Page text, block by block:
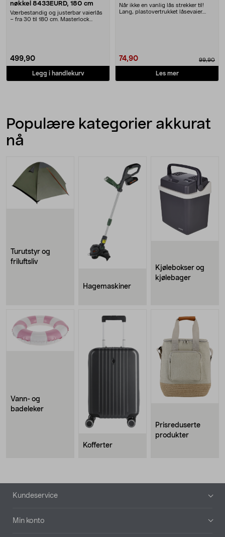
nøkkel 8433EURD, 180 cm
Værbestandig og justerbar vaierlås
– fra 30 til 180 cm. Masterlock
499,90
Legg i handlekurv
Når ikke en vanlig lås strekker til!
Lang, plastovertrukket låsevaier.
74,90 99,90
Les mer
Populære kategorier akkurat
nå
Turutstyr og
friluftsliv
Hagemaskiner
Kjølebokser og
kjølebager
Vann- og
badeleker
Kofferter
Prisreduserte
produkter
Bunntekst
Kundeservice
Min konto